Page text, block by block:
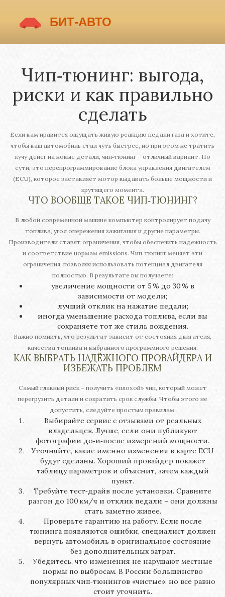
Чип‑тюнинг: выгода,
риски и как правильно
сделать
Если вам нравится ощущать живую реакцию педали газа и хотите,
чтобы ваш автомобиль стал чуть быстрее, но при этом не тратить
кучу денег на новые детали, чип‑тюнинг – отличный вариант. По
сути, это перепрограммирование блока управления двигателем
(ECU), которое заставляет мотор выдавать больше мощности и
крутящего момента.
ЧТО ВООБЩЕ ТАКОЕ ЧИП‑ТЮНИНГ?
В любой современной машине компьютер контролирует подачу
топлива, угол опережения зажигания и другие параметры.
Производители ставят ограничения, чтобы обеспечить надежность
и соответствие нормам emissions. Чип‑тюнинг меняет эти
ограничения, позволяя использовать потенциал двигателя
полностью. В результате вы получаете:
увеличение мощности от 5 % до 30 % в
зависимости от модели;
лучший отклик на нажатие педали;
иногда уменьшение расхода топлива, если вы
сохраняете тот же стиль вождения.
Важно помнить, что результат зависит от состояния двигателя,
качества топлива и выбранного программного решения.
КАК ВЫБРАТЬ НАДЁЖНОГО ПРОВАЙДЕРА И
ИЗБЕЖАТЬ ПРОБЛЕМ
Самый главный риск – получить «плохой» чип, который может
перегрузить детали и сократить срок службы. Чтобы этого не
допустить, следуйте простым правилам:
Выбирайте сервис с отзывами от реальных
владельцев. Лучше, если они публикуют
фотографии до‑и‑после измерений мощности.
Уточняйте, какие именно изменения в карте ECU
будут сделаны. Хороший провайдер покажет
таблицу параметров и объяснит, зачем каждый
пункт.
Требуйте тест‑драйв после установки. Сравните
разгон до 100 км/ч и отклик педали – они должны
стать заметно живее.
Проверьте гарантию на работу. Если после
тюнинга появляются ошибки, специалист должен
вернуть автомобиль в оригинальное состояние
без дополнительных затрат.
Убедитесь, что изменения не нарушают местные
нормы по выбросам. В России большинство
популярных чип‑тюнингов «чистые», но все равно
стоит уточнить.